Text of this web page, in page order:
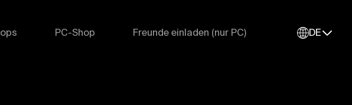
PC-Shop Freunde einladen (nur PC) DE